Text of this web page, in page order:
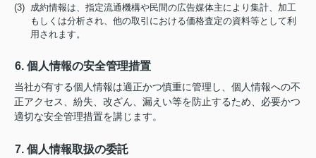
(3) 成約情報は、指定流通機構や民間の広告媒体主により集計、加工
もしくは分析され、他の取引における価格査定の資料等として利
用されます。
6. 個人情報の安全管理措置
当社が有する個人情報は適正かつ慎重に管理し、個人情報への不
正アクセス、紛失、改ざん、漏えい等を防止するため、必要かつ
適切な安全管理措置を講じます。
7. 個人情報取扱の委託